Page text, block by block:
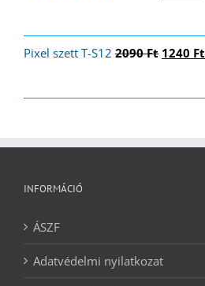
Pixel szett T-S12 2090Ft Original
1240 Ft
INFORMÁCIÓ
ÁSZF
Adatvédelmi nyilatkozat